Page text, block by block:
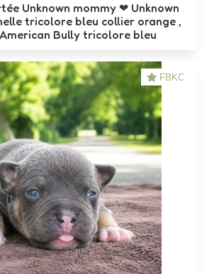
Unknown mommy ❤ Unknown
tricolore bleu collier orange ,
Bully tricolore bleu
FBKC